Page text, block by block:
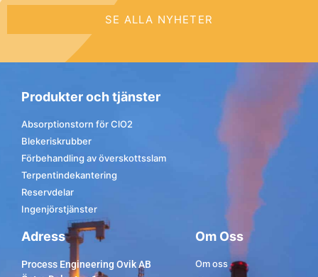
SE ALLA NYHETER
Produkter och tjänster
Absorptionstorn för ClO2
Blekeriskrubber
Förbehandling av överskottsslam
Terpentindekantering
Reservdelar
Ingenjörstjänster
Adress
Process Engineering Ovik AB
Om Oss
Om oss